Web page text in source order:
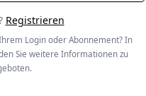
Registrieren
Login oder Abonnement? In
Sie weitere Informationen zu